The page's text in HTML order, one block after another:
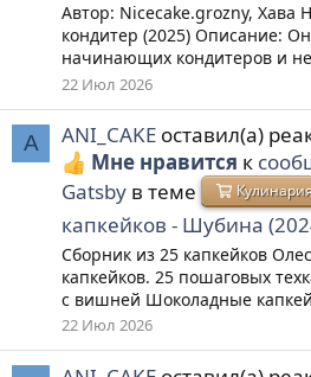
Автор: Nicecake.grozny,
кондитер (2025) Описание:
начинающих кондитеров и не
22 Июл 2026
A ANI_CAKE оставил(а)
Мне нравится к
Gatsby в теме
капкейков - Шубина
Сборник из 25 капкейков
капкейков. 25 пошаговых
с вишней Шоколадные
22 Июл 2026